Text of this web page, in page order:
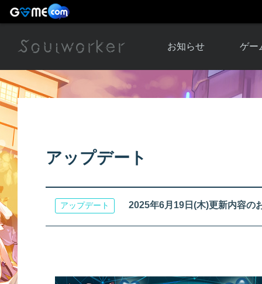
お知らせ
お知らせ一覧
ゲー
ソウ
アップ
アップデート
アップデート 2025年6月19日(木)更新内容の